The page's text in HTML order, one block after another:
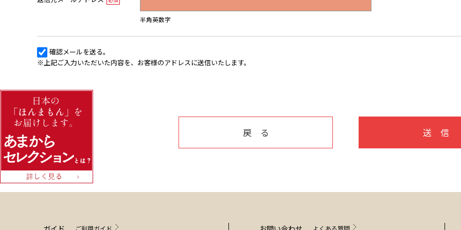
半角英数字
確認メールを送る。
※上記ご入力いただいた内容を、お客様のアドレスに送信いたします。
送 信
戻 る
ご利用ガイド よくある質問